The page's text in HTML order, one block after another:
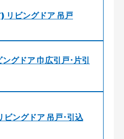
リビングドア 吊戸
グドア 巾広引戸･片引
ングドア 吊戸･引込